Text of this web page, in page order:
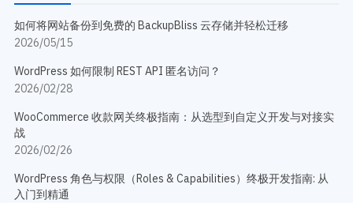
如何将网站备份到免费的 BackupBliss 云存储并轻松迁移
2026/05/15
WordPress 如何限制 REST API 匿名访问？
2026/02/28
WooCommerce 收款网关终极指南：从选型到自定义开发与对接实
战
2026/02/26
WordPress 角色与权限（Roles & Capabilities）终极开发指南: 从
入门到精通